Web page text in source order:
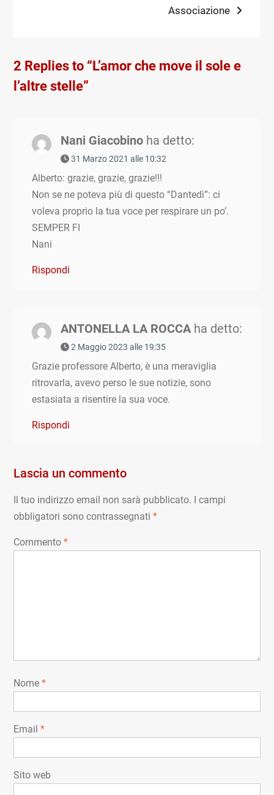
Associazione
2 Replies to “L’amor che move il sole e
l’altre stelle”
Nani Giacobino ha detto:
31 Marzo 2021 alle 10:32
Alberto: grazie, grazie, grazie!!!
Non se ne poteva più di questo “Dantedì”: ci
voleva proprio la tua voce per respirare un po’.
SEMPER FI
Nani
Rispondi
ANTONELLA LA ROCCA ha detto:
2 Maggio 2023 alle 19:35
Grazie professore Alberto, è una meraviglia
ritrovarla, avevo perso le sue notizie, sono
estasiata a risentire la sua voce.
Rispondi
Lascia un commento
Il tuo indirizzo email non sarà pubblicato. I campi
obbligatori sono contrassegnati *
Commento *
Nome *
Email *
Sito web